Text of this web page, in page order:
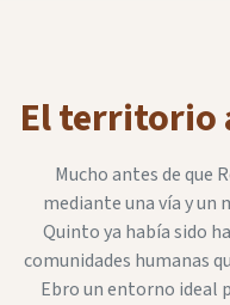
El territorio
Mucho antes de que
mediante una vía y un
Quinto ya había sido
comunidades humanas
Ebro un entorno ideal